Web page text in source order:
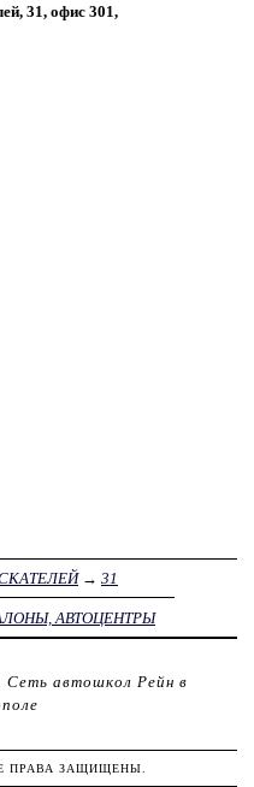
31, офис 301,
→ 31
АВТОЦЕНТРЫ
Сеть автошкол Рейн в
ПРАВА ЗАЩИЩЕНЫ.